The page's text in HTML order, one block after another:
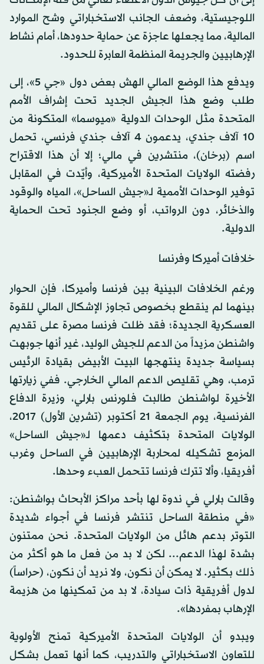
اللوجيستية، وضعف الجانب الاستخباراتي وشح الموارد
المالية، مما يجعلها عاجزة عن حماية حدودها، أمام نشاط
الإرهابيين والجريمة المنظمة العابرة للحدود.
ويدفع هذا الوضع المالي الهش بعض دول «جي 5»، إلى
طلب وضع هذا الجيش الجديد تحت إشراف الأمم
المتحدة مثل الوحدات الدولية «ميوسما» المتكونة من
10 آلاف جندي، يدعمون 4 آلاف جندي فرنسي، تحمل
اسم (برخان)، منتشرين في مالي؛ إلا أن هذا الاقتراح
رفضته الولايات المتحدة الأميركية، وأيّدت في المقابل
توفير الوحدات الأممية لـ«جيش الساحل»، المياه والوقود
والذخائر، دون الرواتب، أو وضع الجنود تحت الحماية
الدولية.
خلافات أميركا وفرنسا
ورغم الخلافات البينية بين فرنسا وأميركا، فإن الحوار
بينهما لم ينقطع بخصوص تجاوز الإشكال المالي للقوة
العسكرية الجديدة؛ فقد ظلت فرنسا مصرة على تقديم
واشنطن مزيداً من الدعم للجيش الوليد، غير أنها جوبهت
بسياسة جديدة ينتهجها البيت الأبيض بقيادة الرئيس
ترمب، وهي تقليص الدعم المالي الخارجي. ففي زيارتها
الأخيرة لواشنطن طالبت فلورنس بارلي، وزيرة الدفاع
الفرنسية، يوم الجمعة 21 أكتوبر (تشرين الأول) 2017،
الولايات المتحدة بتكثيف دعمها لـ«جيش الساحل»
المزمع تشكيله لمحاربة الإرهابيين في الساحل وغرب
أفريقيا، وألا تترك فرنسا تتحمل العبء وحدها.
وقالت بارلي في ندوة لها بأحد مراكز الأبحاث بواشنطن:
«في منطقة الساحل تنتشر فرنسا في أجواء شديدة
التوتر بدعم هائل من الولايات المتحدة. نحن ممتنون
بشدة لهذا الدعم... لكن لا بد من فعل ما هو أكثر من
ذلك بكثير. لا يمكن أن نكون، ولا نريد أن نكون، (حراساً)
لدول أفريقية ذات سيادة، لا بد من تمكينها من هزيمة
الإرهاب بمفردها».
ويبدو أن الولايات المتحدة الأميركية تمنح الأولوية
للتعاون الاستخباراتي والتدريب، كما أنها تعمل بشكل